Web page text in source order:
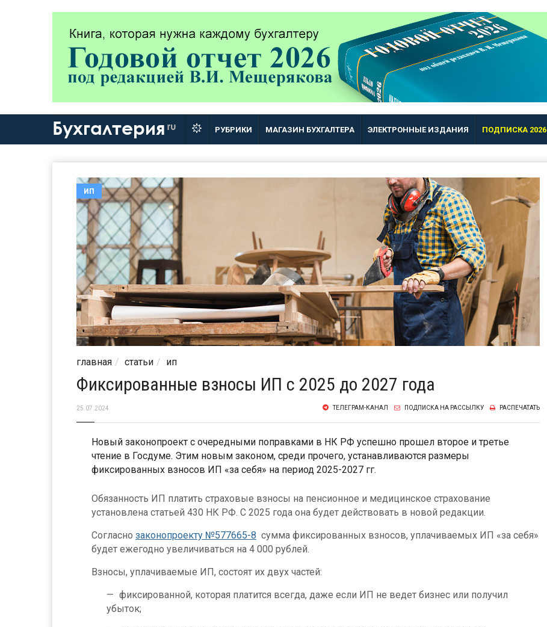
Бухгалтерия ru РУБРИКИ МАГАЗИН БУХГАЛТЕРА ЭЛЕКТРОННЫЕ ИЗДАНИЯ ПОДПИСКА 2026
ИП
главная статьи ип
Фиксированные взносы ИП с 2025 до 2027 года
25.07.2024 РАСПЕЧАТАТЬ
ПОДПИСКА НА РАССЫЛКУ
ТЕЛЕГРАМ-КАНАЛ
Новый законопроект с очередными поправками в НК РФ успешно прошел второе и третье
чтение в Госдуме. Этим новым законом, среди прочего, устанавливаются размеры
фиксированных взносов ИП «за себя» на период 2025-2027 гг.
Обязанность ИП платить страховые взносы на пенсионное и медицинское страхование
установлена статьей 430 НК РФ. С 2025 года она будет действовать в новой редакции.
Согласно законопроекту №577665-8 сумма фиксированных взносов, уплачиваемых ИП «за себя»
будет ежегодно увеличиваться на 4 000 рублей.
Взносы, уплачиваемые ИП, состоят их двух частей:
фиксированной, которая платится всегда, даже если ИП не ведет бизнес или получил
убыток;